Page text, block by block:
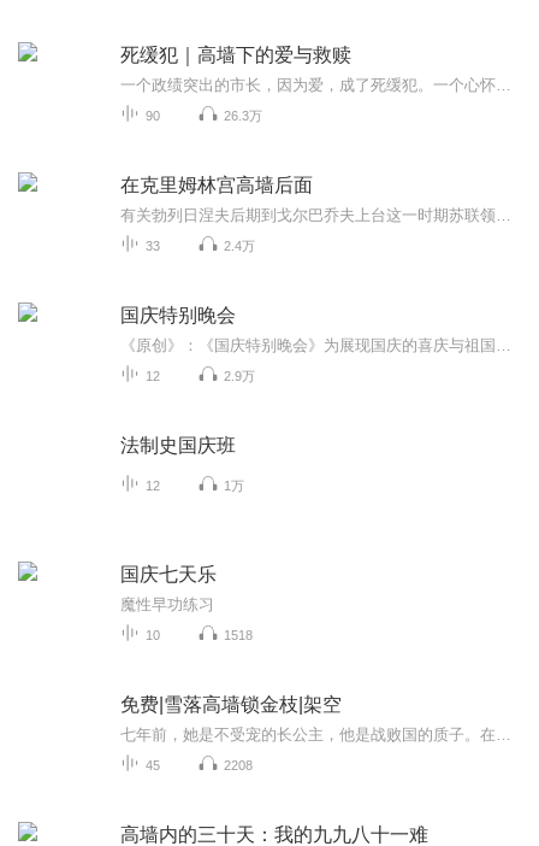
死缓犯｜高墙下的爱与救赎
90 26.3万
在克里姆林宫高墙后面
33 2.4万
国庆特别晚会
12 2.9万
法制史国庆班
12 1万
国庆七天乐
魔性早功练习
10 1518
免费|雪落高墙锁金枝|架空
45 2208
高墙内的三十天：我的九九八十一难